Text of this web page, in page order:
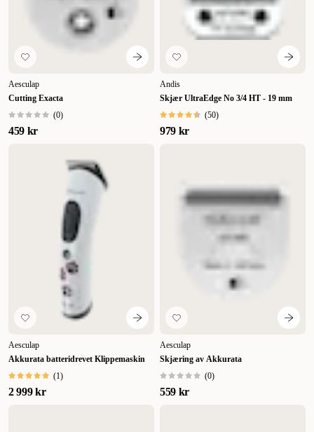
Aesculap
Cutting Exacta
(0)
459 kr
Andis
Skjær UltraEdge No 3/4 HT - 19 mm
(50)
979 kr
Aesculap
Akkurata batteridrevet Klippemaskin
(1)
2 999 kr
Aesculap
Skjæring av Akkurata
(0)
559 kr